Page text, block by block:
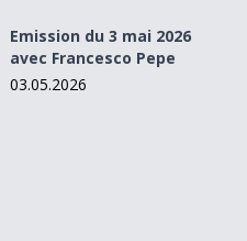
Pepe
Emission du 3 mai 2026
avec Francesco Pepe
03.05.2026